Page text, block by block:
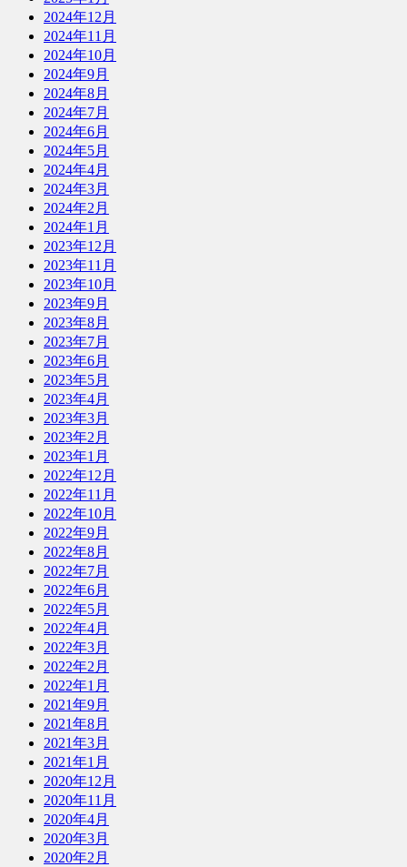
2024年12月
2024年11月
2024年10月
2024年9月
2024年8月
2024年7月
2024年6月
2024年5月
2024年4月
2024年3月
2024年2月
2024年1月
2023年12月
2023年11月
2023年10月
2023年9月
2023年8月
2023年7月
2023年6月
2023年5月
2023年4月
2023年3月
2023年2月
2023年1月
2022年12月
2022年11月
2022年10月
2022年9月
2022年8月
2022年7月
2022年6月
2022年5月
2022年4月
2022年3月
2022年2月
2022年1月
2021年9月
2021年8月
2021年3月
2021年1月
2020年12月
2020年11月
2020年4月
2020年3月
2020年2月